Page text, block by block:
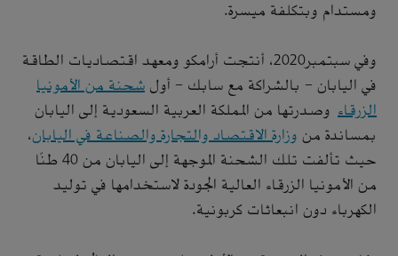
ومستدام وبتكلفة ميسرة.
وفي سبتمبر2020، أنتجت أرامكو ومعهد اقتصاديات الطاقة
في اليابان - بالشراكة مع سابك – أول شحنة من الأمونيا
الزرقاء وصدرتها من المملكة العربية السعودية إلى اليابان
بمساندة من وزارة الاقتصاد والتجارة والصناعة في اليابان،
حيث تألفت تلك الشحنة الموجهة إلى اليابان من 40 طنًا
من الأمونيا الزرقاء العالية الجودة لاستخدامها في توليد
الكهرباء دون انبعاثات كربونية.